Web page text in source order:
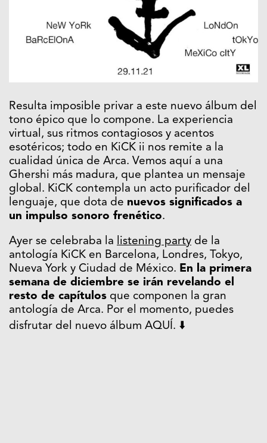
Resulta imposible privar a este nuevo álbum del
tono épico que lo compone. La experiencia
virtual, sus ritmos contagiosos y acentos
esotéricos; todo en KiCK ii nos remite a la
cualidad única de Arca. Vemos aquí a una
Ghershi más madura, que plantea un mensaje
global. KiCK contempla un acto purificador del
lenguaje, que dota de nuevos significados a
un impulso sonoro frenético.
Ayer se celebraba la listening party de la
antología KiCK en Barcelona, Londres, Tokyo,
Nueva York y Ciudad de México. En la primera
semana de diciembre se irán revelando el
resto de capítulos que componen la gran
antología de Arca. Por el momento, puedes
disfrutar del nuevo álbum AQUÍ. ⬇️